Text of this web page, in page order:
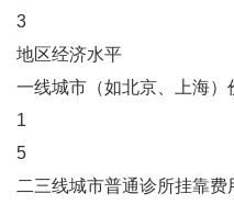
3
‌地区经济水平‌
一线城市（如北京、上海
1
5
二三线城市普通诊所挂靠费